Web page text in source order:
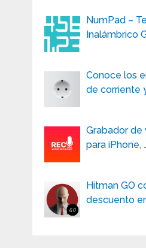
NumPad –
Inalámbrico
Conoce los
de corriente
Grabador de
para iPhone,
Hitman GO
descuento